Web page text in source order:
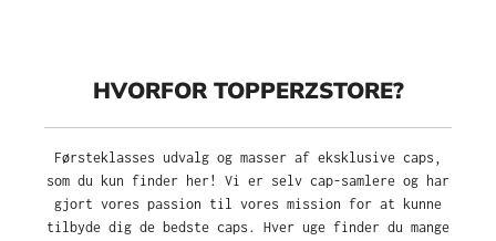
HVORFOR TOPPERZSTORE?
Førsteklasses udvalg og masser af eksklusive caps,
som du kun finder her! Vi er selv cap-samlere og har
gjort vores passion til vores mission for at kunne
tilbyde dig de bedste caps. Hver uge finder du mange